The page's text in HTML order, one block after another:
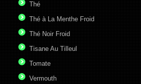
Thé
Thé à La Menthe Froid
Thé Noir Froid
Tisane Au Tilleul
Tomate
Vermouth